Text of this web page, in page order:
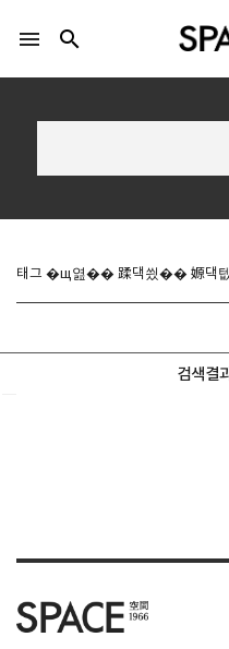
Twitter
기사문의
menu search
태그 �щ엺�� 蹂댁씠�� 嫄댁텞에
검색결